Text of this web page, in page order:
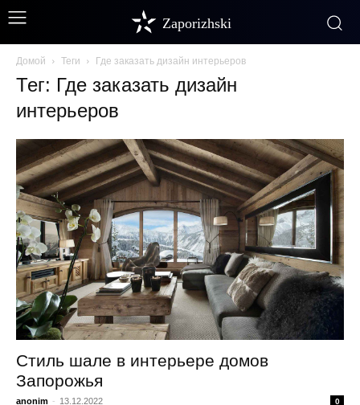
Zaporizhski
Домой Теги Где заказать дизайн интерьеров
Тег: Где заказать дизайн
интерьеров
Стиль шале в интерьере домов
Запорожья
anonim - 13.12.2022 0